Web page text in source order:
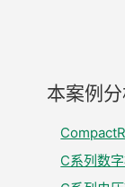
本案例
C系列数